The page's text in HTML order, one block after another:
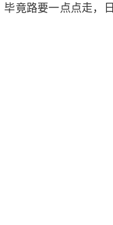
竟路要一点点走，日